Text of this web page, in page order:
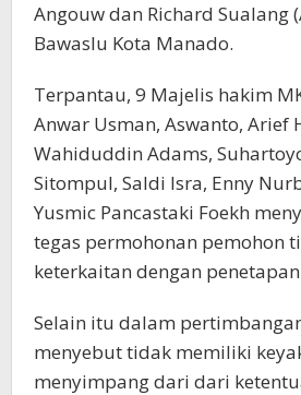
Angouw dan Richard Sualang
Bawaslu Kota Manado.
Terpantau, 9 Majelis hakim
Anwar Usman, Aswanto, Arief
Wahiduddin Adams,
Sitompul, Saldi Isra, Enny
Yusmic Pancastaki Foekh
tegas permohonan pemohon
keterkaitan dengan
Selain itu dalam
menyebut tidak memiliki
menyimpang dari dari